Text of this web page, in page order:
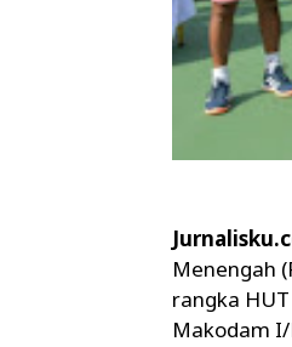
Menengah
rangka
Makodam